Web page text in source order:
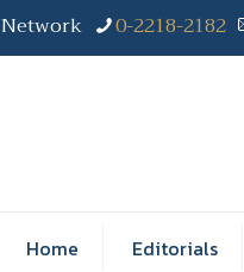
0-2218-2182
Home Editorials